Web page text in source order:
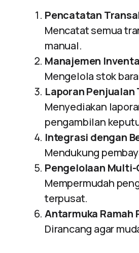
Pencatatan
Mencatat semua
manual.
Manajemen
Mengelola stok
Laporan
Menyediakan
pengambilan
Integrasi dengan
Mendukung
Pengelolaan Multi-
Mempermudah
terpusat.
Antarmuka Ramah
Dirancang agar